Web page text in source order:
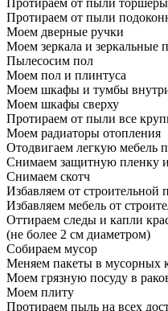
Протираем от пыли
Протираем от пыли
Моем дверные ручки
Моем зеркала и зеркальные
Пылесосим пол
Моем пол и плинтуса
Моем шкафы и тумбы
Моем шкафы сверху
Протираем от пыли все
Моем радиаторы отопления
Отодвигаем легкую мебель
Снимаем защитную пленку
Снимаем скотч
Избавляем от
Избавляем мебель от
Оттираем следы и капли
(не более 2 см диаметром)
Собираем мусор
Меняем пакеты в мусорных
Моем грязную посуду в
Моем плиту
Протираем пыль на всех